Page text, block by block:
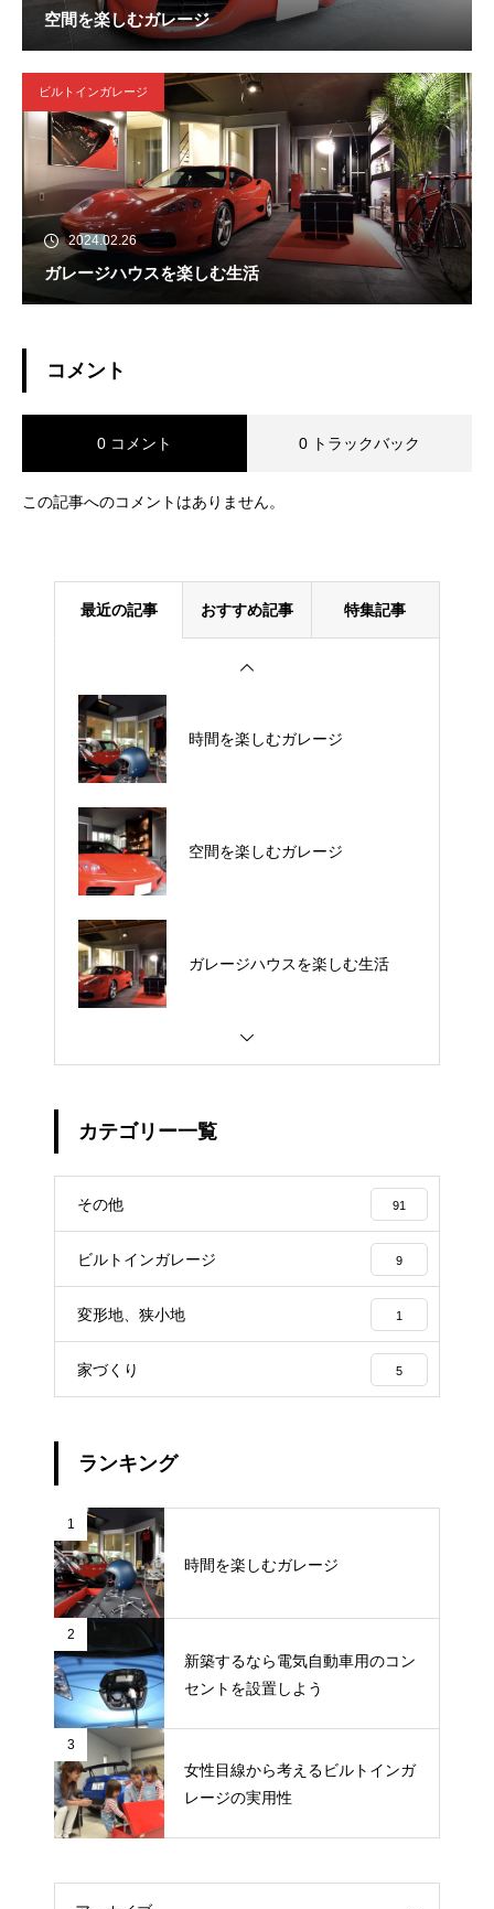
空間を楽しむガレージ
ビルトインガレージ
2024.02.26
ガレージハウスを楽しむ生活
コメント
0 コメント 0 トラックバック
この記事へのコメントはありません。
最近の記事 おすすめ記事 特集記事
時間を楽しむガレージ
空間を楽しむガレージ
ガレージハウスを楽しむ生活
カテゴリー一覧
その他 91
ビルトインガレージ 9
変形地、狭小地 1
家づくり 5
ランキング
1
時間を楽しむガレージ
2
新築するなら電気自動車用のコン
セントを設置しよう
3
女性目線から考えるビルトインガ
レージの実用性